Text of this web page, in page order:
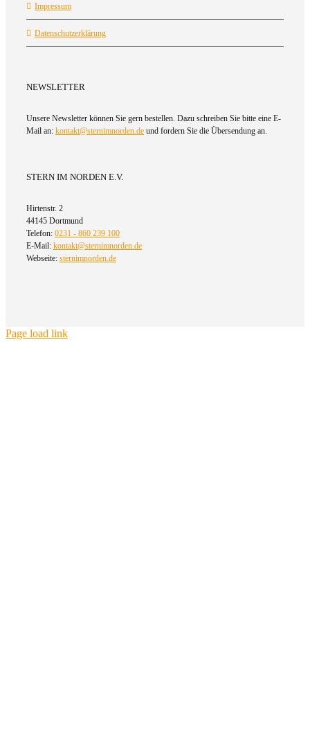
Impressum
Datenschutzerklärung
NEWSLETTER
Unsere Newsletter können Sie gern bestellen. Dazu schreiben Sie bitte eine E-
Mail an: kontakt@sternimnorden.de und fordern Sie die Übersendung an.
STERN IM NORDEN E.V.
Hirtenstr. 2
44145 Dortmund
Telefon: 0231 - 860 239 100
E-Mail: kontakt@sternimnorden.de
Webseite: sternimnorden.de
Page load link